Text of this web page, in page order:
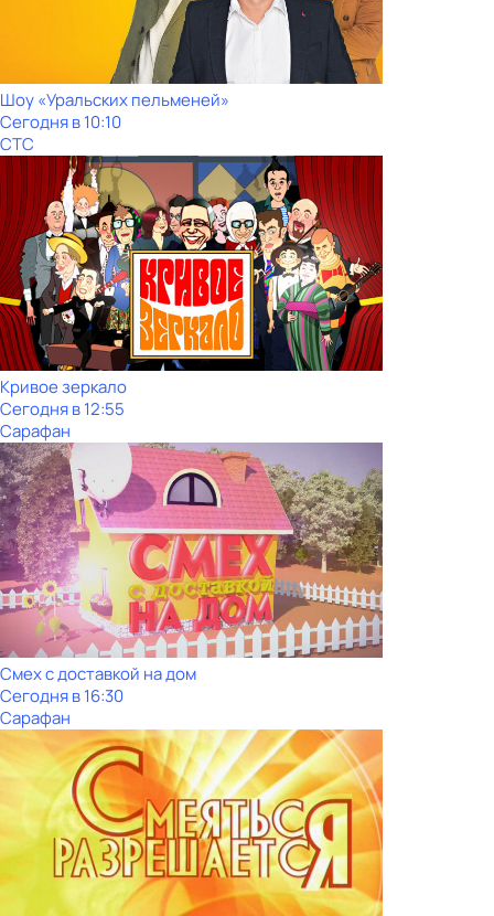
Шоy «Уральских пeльменей»
Сегодня в 10:10
СТС
Кривое зеркало
Сегодня в 12:55
Сарафан
Смех с доставкой на дом
Сегодня в 16:30
Сарафан